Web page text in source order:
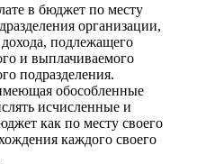
в бюджет по месту
организации,
подлежащего
и выплачиваемого
подразделения.
обособленные
исчисленные и
как по месту своего
каждого своего